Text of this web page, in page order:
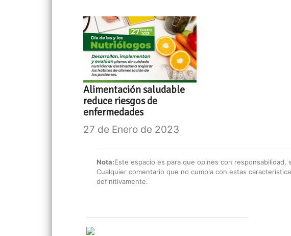
Alimentación saludable
reduce riesgos de
enfermedades
27 de Enero de 2023
Nota:Este espacio es para que opines con responsabilidad,
Cualquier comentario que no cumpla con estas
definitivamente.